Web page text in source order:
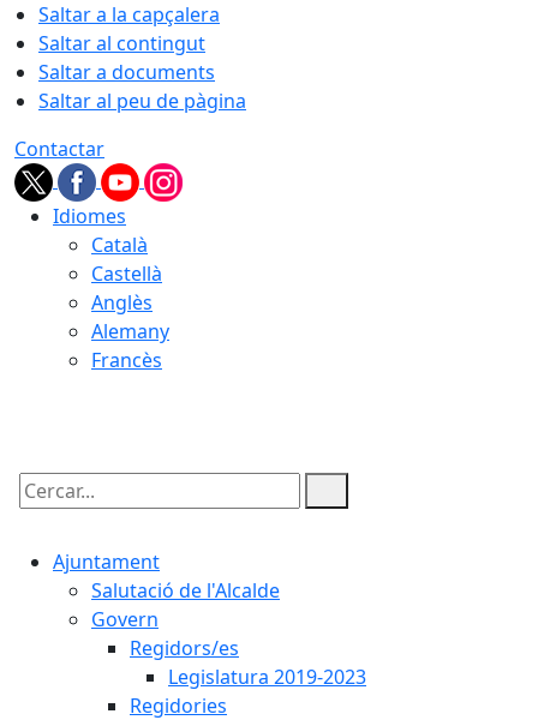
Saltar a la capçalera
Saltar al contingut
Saltar a documents
Saltar al peu de pàgina
Contactar
Idiomes
Català
Castellà
Anglès
Alemany
Francès
Cercar:
Ajuntament
Salutació de l'Alcalde
Govern
Regidors/es
Legislatura 2019-2023
Regidories